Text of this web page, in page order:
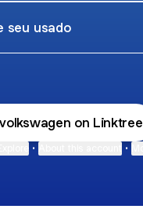
seu usado
on Linktree
• •